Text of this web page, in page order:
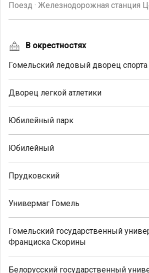
Поезд · Железнодорожная станция
В окрестностях
Гомельский ледовый дворец спорта
Дворец легкой атлетики
Юбилейный парк
Юбилейный
Прудковский
Универмаг Гомель
Гомельский государственный
Франциска Скорины
Белорусский государственный